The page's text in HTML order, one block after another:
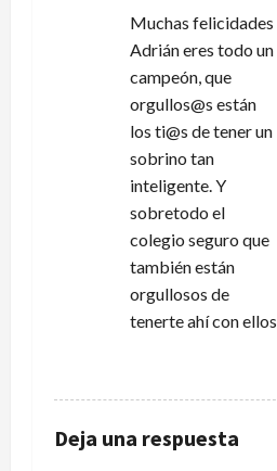
Muchas felicidades
Adrián eres todo un
campeón, que
orgullos@s están
los ti@s de tener un
sobrino tan
inteligente. Y
sobretodo el
colegio seguro que
también están
orgullosos de
tenerte ahí con ellos
Deja una respuesta